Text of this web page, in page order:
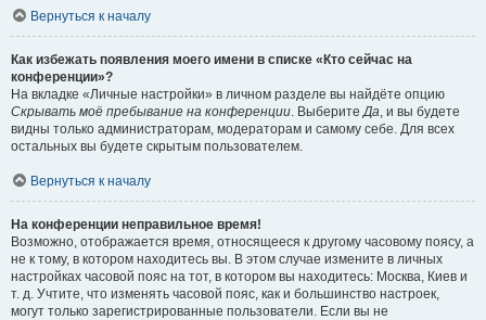
Вернуться к началу
Как избежать появления моего имени в списке «Кто сейчас на
конференции»?
На вкладке «Личные настройки» в личном разделе вы найдёте опцию
Скрывать моё пребывание на конференции. ВыберитеДа, и вы будете
видны только администраторам, модераторам и самому себе. Для всех
остальных вы будете скрытым пользователем.
Вернуться к началу
На конференции неправильное время!
Возможно, отображается время, относящееся к другому часовому поясу, а
не к тому, в котором находитесь вы. В этом случае измените в личных
настройках часовой пояс на тот, в котором вы находитесь: Москва, Киев и
т. д. Учтите, что изменять часовой пояс, как и большинство настроек,
могут только зарегистрированные пользователи. Если вы не